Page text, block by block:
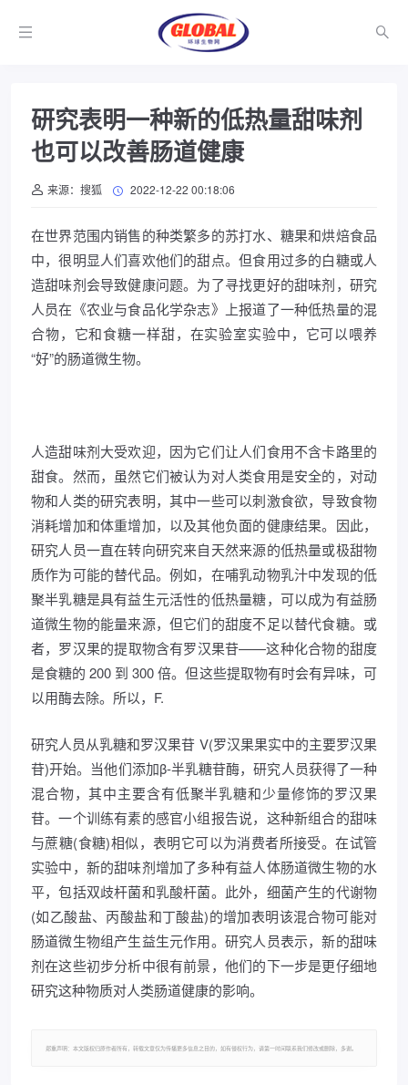
研究表明一种新的低热量甜味剂
也可以改善肠道健康
来源：搜狐 2022-12-22 00:18:06
在世界范围内销售的种类繁多的苏打水、糖果和烘焙食品
中，很明显人们喜欢他们的甜点。但食用过多的白糖或人
造甜味剂会导致健康问题。为了寻找更好的甜味剂，研究
人员在《农业与食品化学杂志》上报道了一种低热量的混
合物，它和食糖一样甜，在实验室实验中，它可以喂养
“好”的肠道微生物。
人造甜味剂大受欢迎，因为它们让人们食用不含卡路里的
甜食。然而，虽然它们被认为对人类食用是安全的，对动
物和人类的研究表明，其中一些可以刺激食欲，导致食物
消耗增加和体重增加，以及其他负面的健康结果。因此，
研究人员一直在转向研究来自天然来源的低热量或极甜物
质作为可能的替代品。例如，在哺乳动物乳汁中发现的低
聚半乳糖是具有益生元活性的低热量糖，可以成为有益肠
道微生物的能量来源，但它们的甜度不足以替代食糖。或
者，罗汉果的提取物含有罗汉果苷——这种化合物的甜度
是食糖的 200 到 300 倍。但这些提取物有时会有异味，可
以用酶去除。所以，F.
研究人员从乳糖和罗汉果苷 V(罗汉果果实中的主要罗汉果
苷)开始。当他们添加β-半乳糖苷酶，研究人员获得了一种
混合物，其中主要含有低聚半乳糖和少量修饰的罗汉果
苷。一个训练有素的感官小组报告说，这种新组合的甜味
与蔗糖(食糖)相似，表明它可以为消费者所接受。在试管
实验中，新的甜味剂增加了多种有益人体肠道微生物的水
平，包括双歧杆菌和乳酸杆菌。此外，细菌产生的代谢物
(如乙酸盐、丙酸盐和丁酸盐)的增加表明该混合物可能对
肠道微生物组产生益生元作用。研究人员表示，新的甜味
剂在这些初步分析中很有前景，他们的下一步是更仔细地
研究这种物质对人类肠道健康的影响。
郑重声明：本文版权归原作者所有，转载文章仅为传播更多信息之目的，如有侵权行为，请第一时间联系我们修改或删除，多谢。